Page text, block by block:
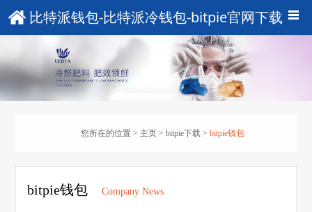
比特派钱包-比特派冷钱包-bitpie官网下载
您所在的位置 > 主页> bitpie下载> bitpie钱包
bitpie钱包 Company News